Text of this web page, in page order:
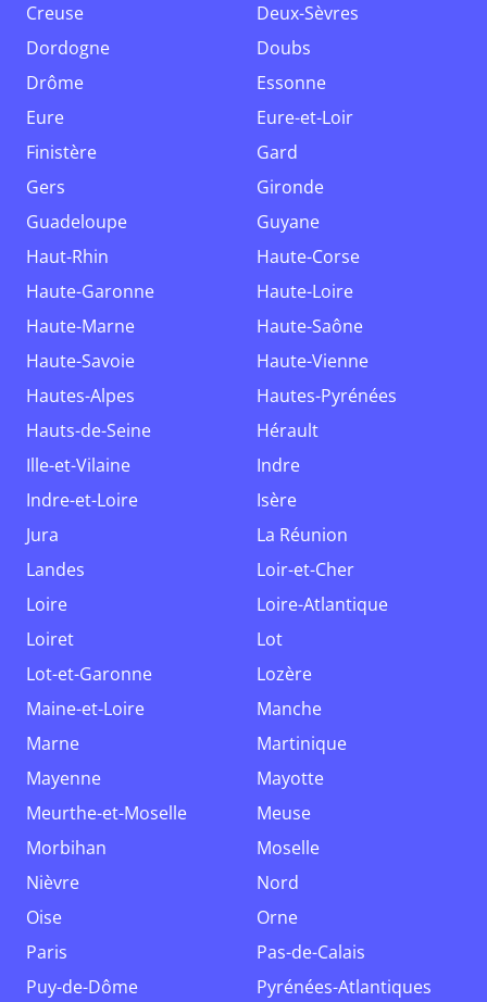
Creuse
Deux-Sèvres
Dordogne
Doubs
Drôme
Essonne
Eure
Eure-et-Loir
Finistère
Gard
Gers
Gironde
Guadeloupe
Guyane
Haut-Rhin
Haute-Corse
Haute-Garonne
Haute-Loire
Haute-Marne
Haute-Saône
Haute-Savoie
Haute-Vienne
Hautes-Alpes
Hautes-Pyrénées
Hauts-de-Seine
Hérault
Ille-et-Vilaine
Indre
Indre-et-Loire
Isère
Jura
La Réunion
Landes
Loir-et-Cher
Loire
Loire-Atlantique
Loiret
Lot
Lot-et-Garonne
Lozère
Maine-et-Loire
Manche
Marne
Martinique
Mayenne
Mayotte
Meurthe-et-Moselle
Meuse
Morbihan
Moselle
Nièvre
Nord
Oise
Orne
Paris
Pas-de-Calais
Puy-de-Dôme
Pyrénées-Atlantiques